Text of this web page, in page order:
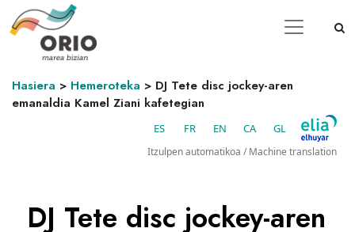
Hasiera > Hemeroteka > DJ Tete disc jockey-aren
emanaldia Kamel Ziani kafetegian
ES FR EN CA GL
Itzulpen automatikoa / Machine translation
DJ Tete disc jockey-aren